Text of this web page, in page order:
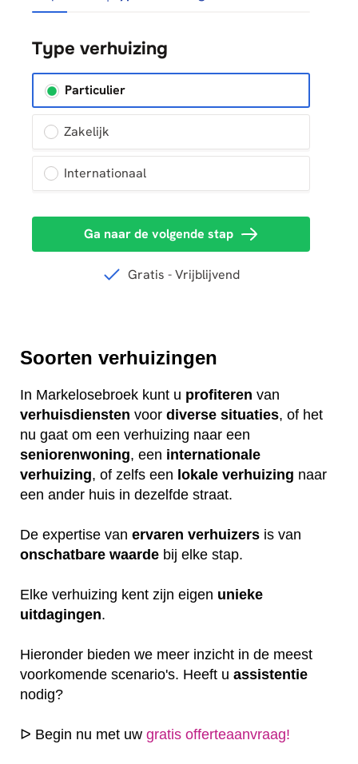
Soorten verhuizingen
In Markelosebroek kunt u profiteren van
verhuisdiensten voor diverse situaties, of het
nu gaat om een verhuizing naar een
seniorenwoning, een internationale
verhuizing, of zelfs een lokale verhuizing naar
een ander huis in dezelfde straat.
De expertise van ervaren verhuizers is van
onschatbare waarde bij elke stap.
Elke verhuizing kent zijn eigen unieke
uitdagingen.
Hieronder bieden we meer inzicht in de meest
voorkomende scenario's. Heeft u assistentie
nodig?
ᐅ Begin nu met uw gratis offerteaanvraag!